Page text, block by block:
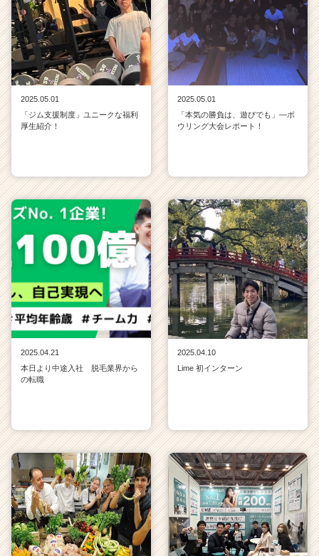
2025.05.01
「ジム支援制度」ユニークな福利
厚生紹介！
2025.05.01
「本気の勝負は、遊びでも」—ボ
ウリング大会レポート！
2025.04.21
本日より中途入社 脱毛業界から
の転職
2025.04.10
Lime 初インターン